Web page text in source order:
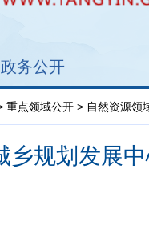
政务公开
重点领域公开 > 自然资源领
乡规划发展